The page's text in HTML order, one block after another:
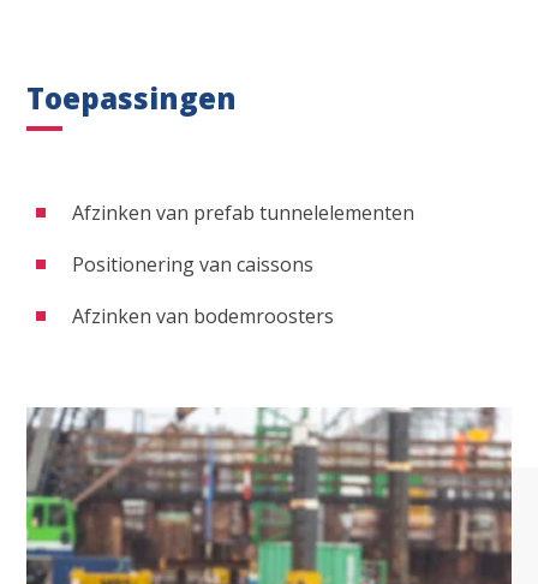
Toepassingen
Afzinken van prefab tunnelelementen
Positionering van caissons
Afzinken van bodemroosters